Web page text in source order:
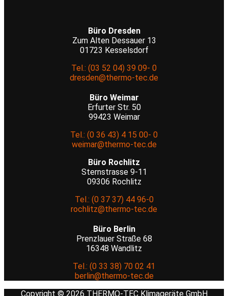
Büro Dresden
Zum Alten Dessauer 13
01723 Kesselsdorf
Tel.: (03 52 04) 39 09- 0
dresden@thermo-tec.de
Büro Weimar
Erfurter Str. 50
99423 Weimar
Tel.: (0 36 43) 4 15 00- 0
weimar@thermo-tec.de
Büro Rochlitz
Sternstrasse 9-11
09306 Rochlitz
Tel.: (0 37 37) 44 96-0
rochlitz@thermo-tec.de
Büro Berlin
Prenzlauer Straße 68
16348 Wandlitz
Tel.: (0 33 38) 70 02 41
berlin@thermo-tec.de
Copyright © 2026 THERMO-TEC Klimageräte GmbH